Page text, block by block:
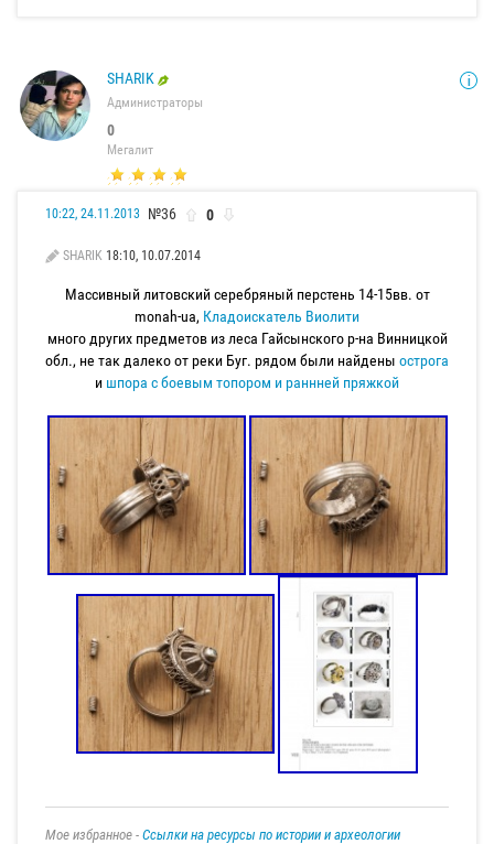
SHARIK
Администраторы
0
Мегалит
10:22, 24.11.2013 №36 0
SHARIK 18:10, 10.07.2014
Массивный литовский серебряный перстень 14-15вв. от
monah-ua, Кладоискатель Виолити
много других предметов из леса Гайсынского р-на Винницкой
обл., не так далеко от реки Буг. рядом были найдены острога
и шпора с боевым топором и раннней пряжкой
Мое избранное - Ссылки на ресурсы по истории и археологии